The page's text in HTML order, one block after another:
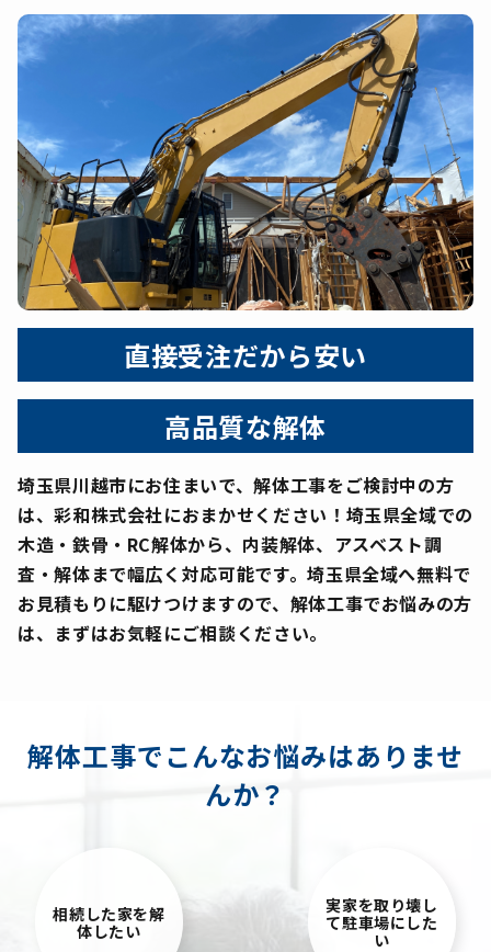
直接受注だから安い
高品質な解体
埼玉県川越市にお住まいで、解体工事をご検討中の方
は、彩和株式会社におまかせください！埼玉県全域での
木造・鉄骨・RC解体から、内装解体、アスベスト調
査・解体まで幅広く対応可能です。埼玉県全域へ無料で
お見積もりに駆けつけますので、解体工事でお悩みの方
は、まずはお気軽にご相談ください。
解体工事でこんなお悩みはありませ
んか？
相続した家を解
体したい
実家を取り壊し
て駐車場にした
い